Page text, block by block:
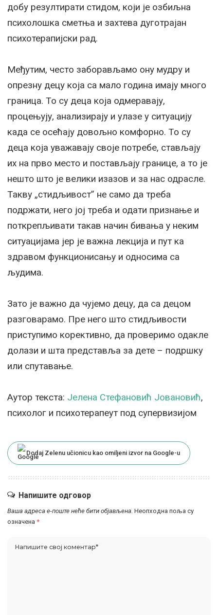
добу резултирати стидом, који је озбиљна
психолошка сметња и захтева дуготрајан
психотерапијски рад.
Међутим, често заборављамо ону мудру и
опрезну децу која са мало година имају много
граница. То су деца која одмеравају,
процењују, анализирају и улазе у ситуацију
када се осећају довољно комфорно. То су
деца која уважавају своје потребе, стављају
их на прво место и постављају границе, а то је
нешто што је велики изазов и за нас одрасле.
Такву „стидљивост” не само да треба
подржати, него јој треба и одати признање и
поткрепљивати такав начин бивања у неким
ситуацијама јер је важна лекција и пут ка
здравом функционисању и односима са
људима.
Зато је важно да чујемо децу, да са децом
разговарамо. Пре него што стидљивости
приступимо корективно, да проверимо одакле
долази и шта представља за дете – подршку
или спутавање.
Аутор текста: Јелена Стефановић Јовановић,
психолог и психотерапеут под супервизијом
Dodaj Zelenu učionicu kao omiljeni izvor na Google-u
Напишите одговор
Ваша адреса е-поште неће бити објављена. Неопходна поља су
означена *